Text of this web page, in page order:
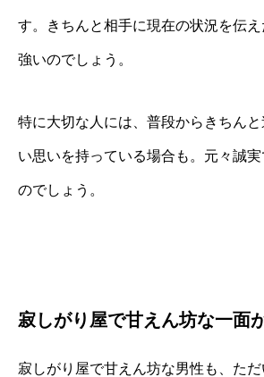
す。きちんと相手に現在の状況を伝
強いのでしょう。
特に大切な人には、普段からきちん
い思いを持っている場合も。元々誠
のでしょう。
寂しがり屋で甘えん坊な一面
寂しがり屋で甘えん坊な男性も、た